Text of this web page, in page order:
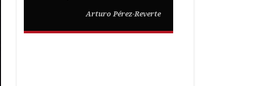
Arturo Pérez-Reverte